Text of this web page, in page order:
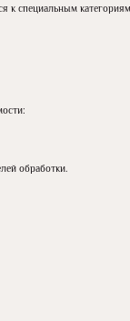
к специальным
обработки.